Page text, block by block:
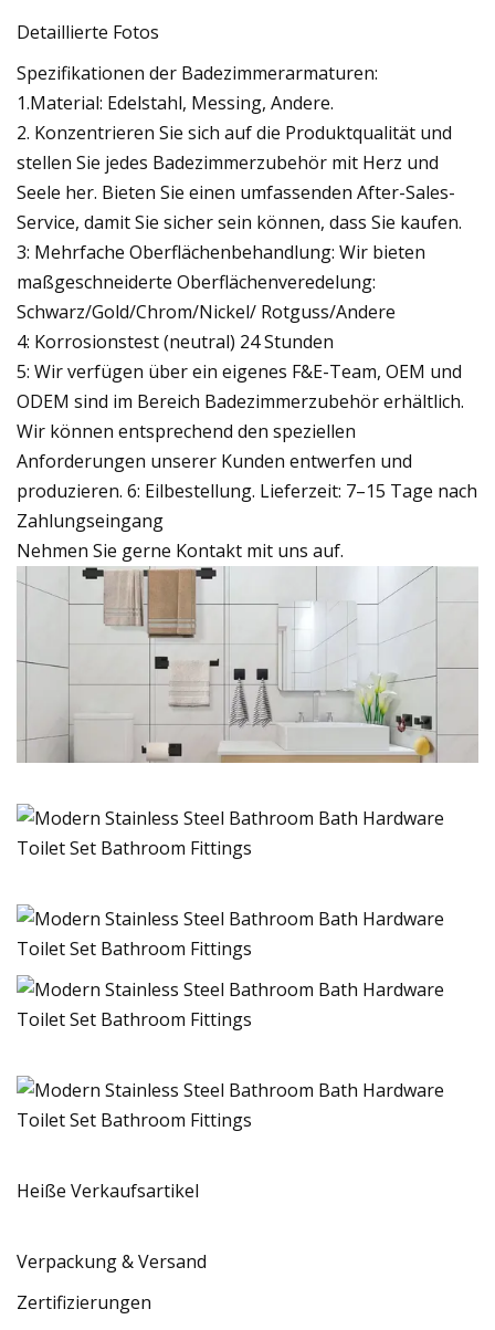
Detaillierte Fotos
Spezifikationen der Badezimmerarmaturen:
1.Material: Edelstahl, Messing, Andere.
2. Konzentrieren Sie sich auf die Produktqualität und
stellen Sie jedes Badezimmerzubehör mit Herz und
Seele her. Bieten Sie einen umfassenden After-Sales-
Service, damit Sie sicher sein können, dass Sie kaufen.
3: Mehrfache Oberflächenbehandlung: Wir bieten
maßgeschneiderte Oberflächenveredelung:
Schwarz/Gold/Chrom/Nickel/ Rotguss/Andere
4: Korrosionstest (neutral) 24 Stunden
5: Wir verfügen über ein eigenes F&E-Team, OEM und
ODEM sind im Bereich Badezimmerzubehör erhältlich.
Wir können entsprechend den speziellen
Anforderungen unserer Kunden entwerfen und
produzieren. 6: Eilbestellung. Lieferzeit: 7–15 Tage nach
Zahlungseingang
Nehmen Sie gerne Kontakt mit uns auf.
Heiße Verkaufsartikel
Verpackung & Versand
Zertifizierungen